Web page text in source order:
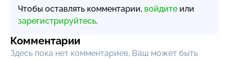
Чтобы оставлять комментарии, войдите или
зарегистрируйтесь.
Комментарии
Здесь пока нет комментариев, Ваш может быть